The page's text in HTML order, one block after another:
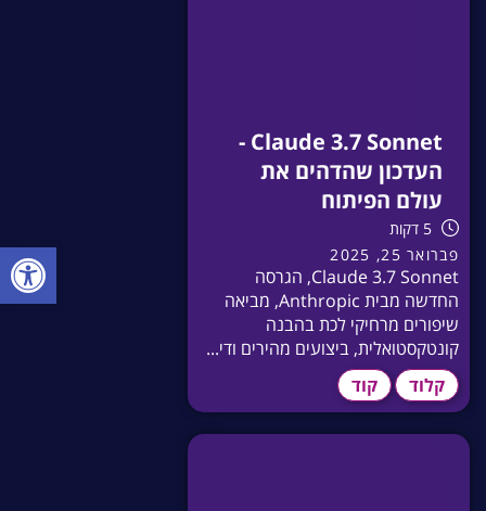
Claude 3.7 Sonnet -
העדכון שהדהים את
עולם הפיתוח
5 דקות
פברואר 25, 2025
Claude 3.7 Sonnet, הגרסה
החדשה מבית Anthropic, מביאה
שיפורים מרחיקי לכת בהבנה
קונטקסטואלית, ביצועים מהירים ודי...
קלוד
קוד
פתח